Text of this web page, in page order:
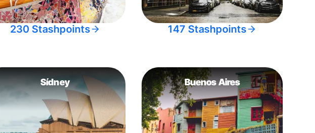
230 Stashpoints 147 Stashpoints
Sídney Buenos Aires